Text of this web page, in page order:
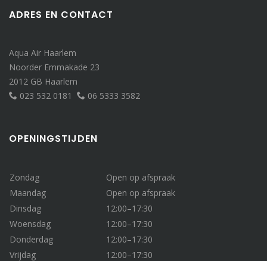
ADRES EN CONTACT
Aqua Air Haarlem
Noorder Emmakade 23
2012 GB Haarlem
023 532 0181
06 5333 3582
OPENINGSTIJDEN
Zondag
Open op afspraak
Maandag
Open op afspraak
Dinsdag
12:00–17:30
Woensdag
12:00–17:30
Donderdag
12:00–17:30
Vrijdag
12:00–17:30